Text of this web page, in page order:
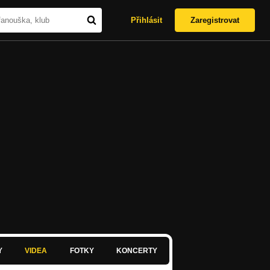
Přihlásit Zaregistrovat
VIDEA FOTKY KONCERTY